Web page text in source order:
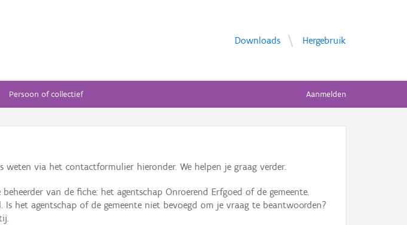
Downloads Hergebruik
Persoon of collectief Aanmelden
weten via het contactformulier hieronder. We helpen je graag verder.
van de fiche: het agentschap Onroerend Erfgoed of de gemeente.
het agentschap of de gemeente niet bevoegd om je vraag te beantwoorden?